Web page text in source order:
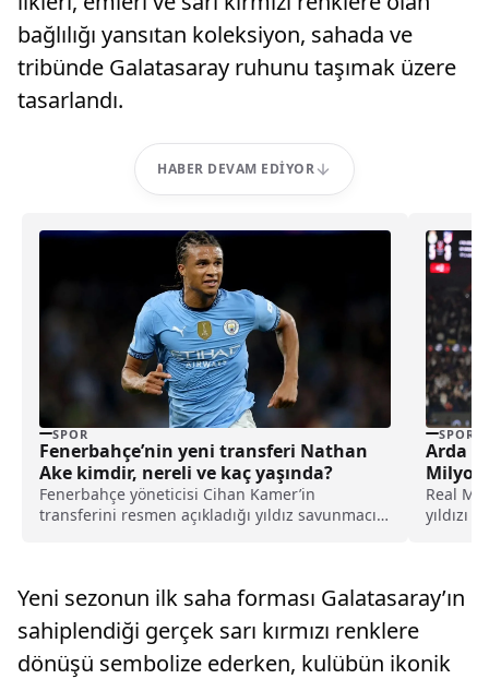
bağlılığı yansıtan koleksiyon, sahada ve
tribünde Galatasaray ruhunu taşımak üzere
tasarlandı.
HABER DEVAM EDIYOR
SPOR
Fenerbahçe’nin yeni transferi Nathan
Ake kimdir, nereli ve kaç yaşında?
Fenerbahçe yöneticisi Cihan Kamer’in
transferini resmen açıkladığı yıldız savunmacı
SPOR
Arda
Milyon
Real
yıldızı
yıldızı
edildi.
Yeni sezonun ilk saha forması Galatasaray’ın
sahiplendiği gerçek sarı kırmızı renklere
dönüşü sembolize ederken, kulübün ikonik